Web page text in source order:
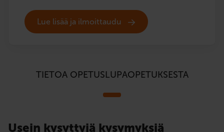
Lue lisää ja ilmoittaudu
TIETOA OPETUSLUPAOPETUKSESTA
Usein kysyttyjä kysymyksiä